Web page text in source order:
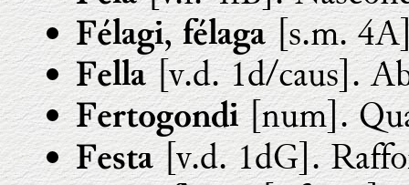
Félagi,félaga[s.m.
Fella[v.d. 1d/caus].
Fertogondi[num].
Festa[v.d. 1dG].